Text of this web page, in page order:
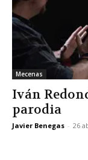
Mecenas
Iván
parodia
Javier Benegas - 26